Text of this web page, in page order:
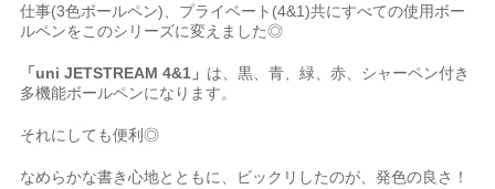
仕事(3色ボールペン)、プライベート(4&1)共にすべての使用ボー
ルペンをこのシリーズに変えました◎
「uni JETSTREAM 4&1」 は、黒、青 、緑、赤、シャーペン付き
多機能ボールペンになります。
それにしても便利◎
なめらかな書き心地とともに、ビックリしたのが、発色の良さ！